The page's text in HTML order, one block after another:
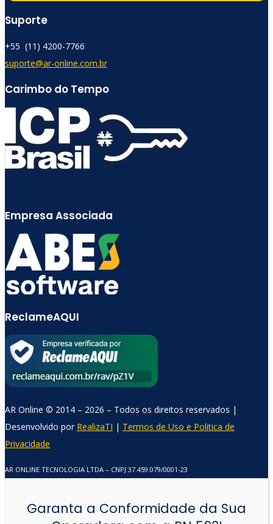
Suporte
+55 (11) 4200-7766​
suporte@ar-online.com.br
Carimbo do Tempo
Empresa Associada
ReclameAQUI
AR Online © 2014 – 2026 – Todos os direitos reservados |
Desenvolvido por RealizaTI | Termos de Uso e Politica de
Privacidade
AR ONLINE TECNOLOGIA LTDA – CNPJ 37.459.079/0001-23
Comercial AR Online
Garanta a Conformidade da Sua